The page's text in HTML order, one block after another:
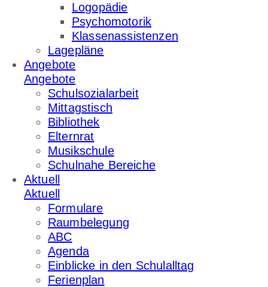
Logopädie
Psychomotorik
Klassenassistenzen
Lagepläne
Angebote
Angebote
Schulsozialarbeit
Mittagstisch
Bibliothek
Elternrat
Musikschule
Schulnahe Bereiche
Aktuell
Aktuell
Formulare
Raumbelegung
ABC
Agenda
Einblicke in den Schulalltag
Ferienplan